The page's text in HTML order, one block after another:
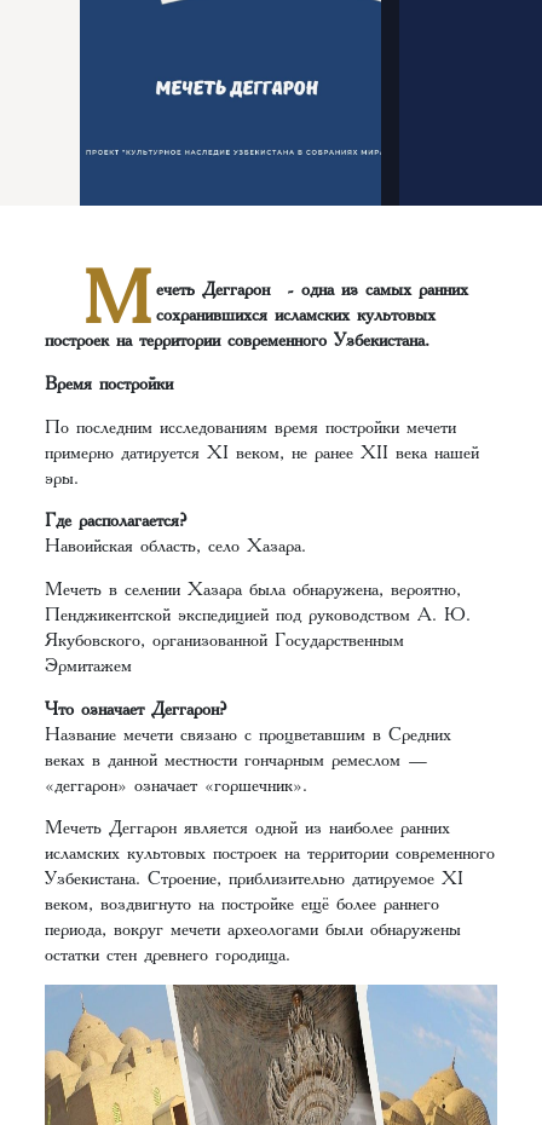
М ечеть Деггарон - одна из самых ранних
сохранившихся исламских культовых
построек на территории современного Узбекистана.
Время постройки
По последним исследованиям время постройки мечети
примерно датируется XI веком, не ранее XII века нашей
эры.
Где располагается?
Навоийская область, село Хазара.
Мечеть в селении Хазара была обнаружена, вероятно,
Пенджикентской экспедицией под руководством А. Ю.
Якубовского, организованной Государственным
Эрмитажем
Что означает Деггарон?
Название мечети связано с процветавшим в Средних
веках в данной местности гончарным ремеслом —
«деггарон» означает «горшечник».
Мечеть Деггарон является одной из наиболее ранних
исламских культовых построек на территории современного
Узбекистана. Строение, приблизительно датируемое XI
веком, воздвигнуто на постройке ещё более раннего
периода, вокруг мечети археологами были обнаружены
остатки стен древнего городища.